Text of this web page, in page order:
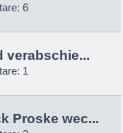
6
verabschie...
1
Proske wec...